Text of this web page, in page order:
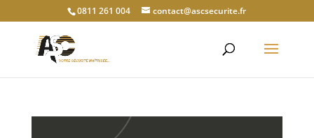
0811 261 004 contact@ascsecurite.fr